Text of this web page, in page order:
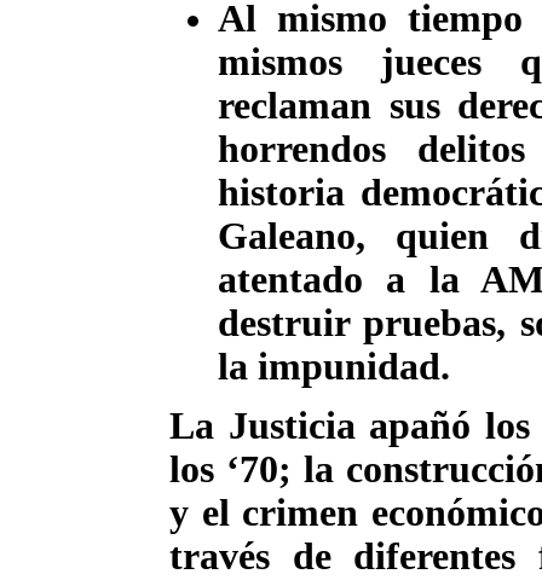
Al mismo
mismos jueces
reclaman sus
horrendos
historia
Galeano, quien
atentado a la
destruir pruebas,
la impunidad.
La Justicia apañó
los ‘70; la
y el crimen
través de